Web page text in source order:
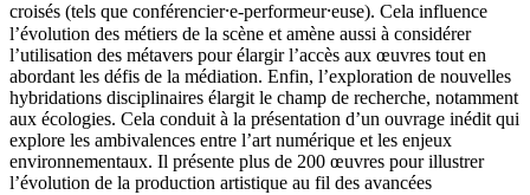
croisés (tels que conférencier⸱e-performeur⸱euse). Cela influence
l’évolution des métiers de la scène et amène aussi à considérer
l’utilisation des métavers pour élargir l’accès aux œuvres tout en
abordant les défis de la médiation. Enfin, l’exploration de nouvelles
hybridations disciplinaires élargit le champ de recherche, notamment
aux écologies. Cela conduit à la présentation d’un ouvrage inédit qui
explore les ambivalences entre l’art numérique et les enjeux
environnementaux. Il présente plus de 200 œuvres pour illustrer
l’évolution de la production artistique au fil des avancées